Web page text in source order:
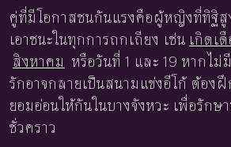
คู่ที่มีโอกาสชนกันแรงคือผู้หญิงที่ทิฐิสู
เอาชนะในทุกการถกเถียง เช่น เกิดเ
สิงหาคม หรือวันที่ 1 และ 19 หากไ
รักอาจกลายเป็นสนามแข่งอีโก้ ต้อง
ยอมอ่อนให้กันในบางจังหวะ เพื่อรักษ
ชั่วคราว